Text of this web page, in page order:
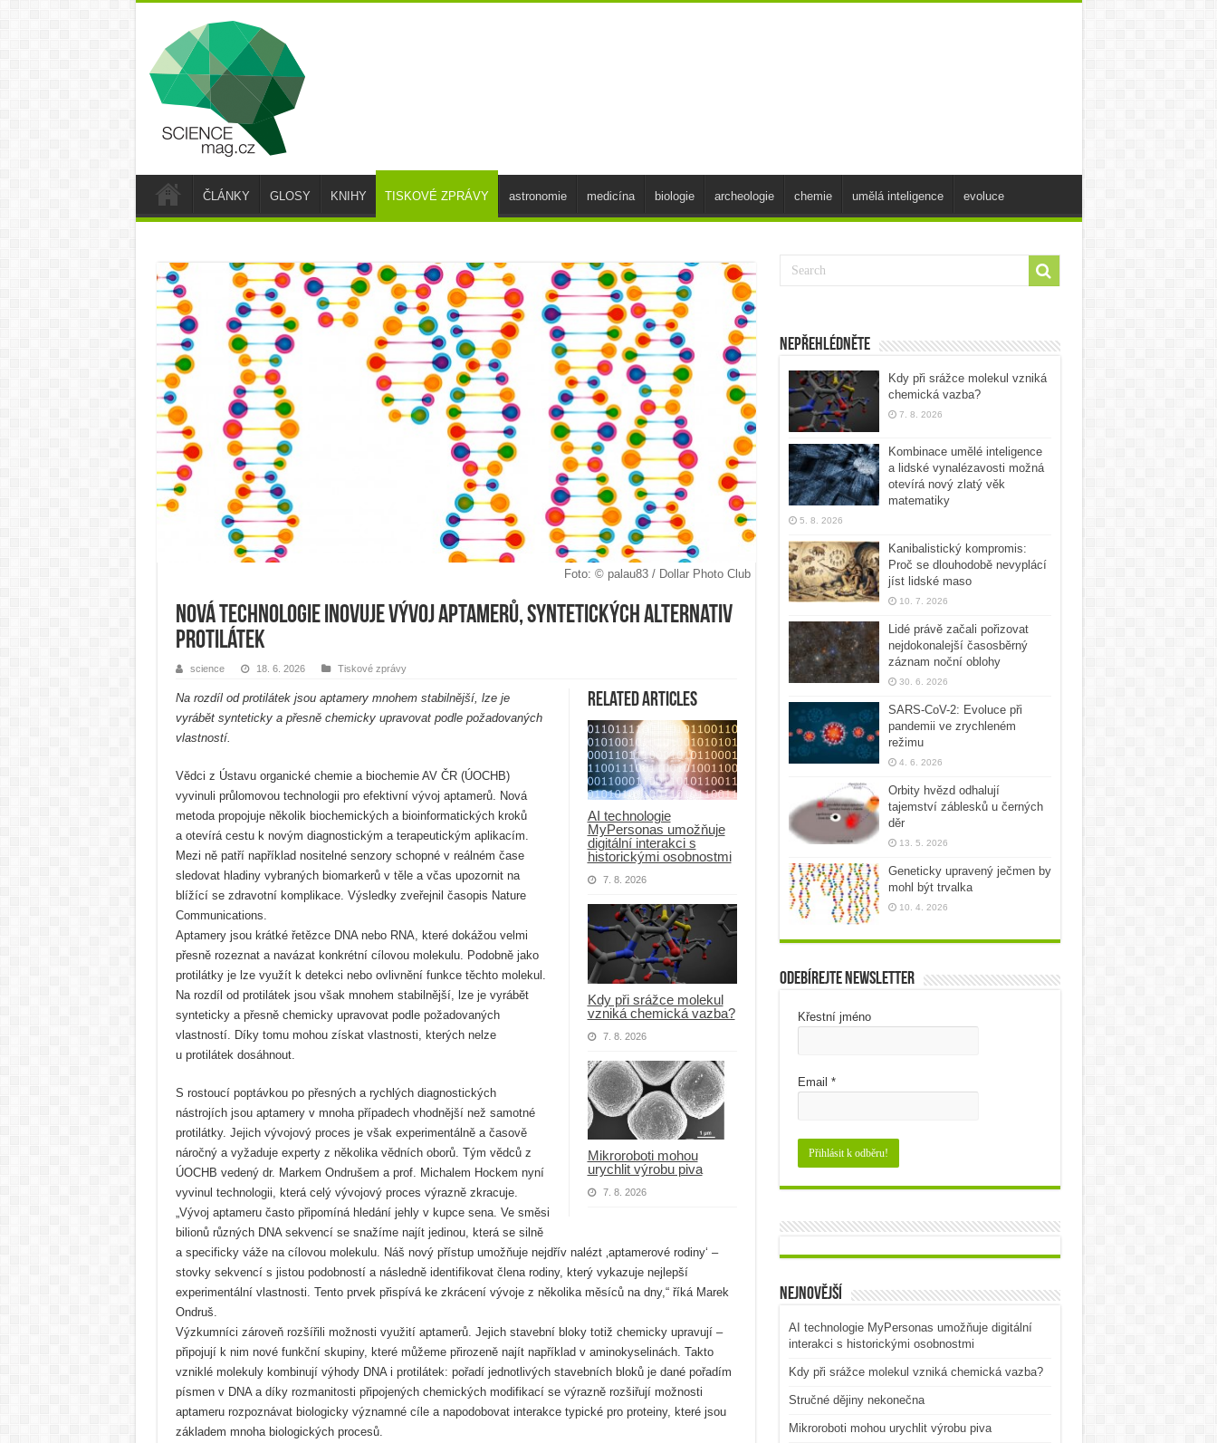
ČLÁNKY GLOSY KNIHY TISKOVÉ ZPRÁVY astronomie medicína biologie archeologie chemie umělá inteligence evoluce
Foto: © palau83 / Dollar Photo Club
Nová technologie inovuje vývoj aptamerů, syntetických alternativ
protilátek
science 18. 6. 2026 Tiskové zprávy
Related Articles
AI technologie
MyPersonas umožňuje
digitální interakci s
historickými osobnostmi
7. 8. 2026
Kdy při srážce molekul
vzniká chemická vazba?
7. 8. 2026
Mikroroboti mohou
urychlit výrobu piva
7. 8. 2026
Na rozdíl od protilátek jsou aptamery mnohem stabilnější, lze je
vyrábět synteticky a přesně chemicky upravovat podle požadovaných
vlastností.
Vědci z Ústavu organické chemie a biochemie AV ČR (ÚOCHB)
vyvinuli průlomovou technolo­gii pro efektivní vývoj aptamerů. Nová
metoda propojuje několik biochemických a bioinformatických kroků
a otevírá cestu k novým diagnostickým a terapeutickým aplikacím.
Mezi ně patří například nositelné senzory schopné v reálném čase
sledovat hladiny vybraných biomarkerů v těle a včas upozornit na
blížící se zdravotní komplikace. Výsledky zveřejnil časopis Nature
Communications.
Aptamery jsou krátké řetězce DNA nebo RNA, které dokážou velmi
přesně rozeznat a navázat konkrétní cílovou molekulu. Podobně jako
protilátky je lze využít k detekci nebo ovlivnění funkce těchto molekul.
Na rozdíl od protilátek jsou však mnohem stabilnější, lze je vyrábět
synteticky a přesně chemicky upravovat podle požadovaných
vlastností. Díky tomu mohou získat vlastnosti, kterých nelze
u protilátek dosáhnout.
S rostoucí poptávkou po přesných a rychlých diagnostických
nástrojích jsou aptamery v mnoha případech vhodnější než samotné
protilátky. Jejich vývojový proces je však experimentálně a časově
náročný a vyžaduje experty z několika vědních oborů. Tým vědců z
ÚOCHB vedený dr. Markem Ondrušem a prof. Michalem Hockem nyní
vyvinul technologii, která celý vývojový proces výrazně zkracuje.
„Vývoj aptameru často připomíná hledání jehly v kupce sena. Ve směsi
bilionů různých DNA sekvencí se snažíme najít jedinou, která se silně
a specificky váže na cílovou molekulu. Náš nový přístup umožňuje nejdřív nalézt ‚aptamerové rodiny‘ –
stovky sekvencí s jistou podobností a následně identifikovat člena rodiny, který vykazuje nejlepší
experimentální vlastnosti. Tento prvek přispívá ke zkrácení vývoje z několika měsíců na dny,“ říká Marek
Ondruš.
Výzkumníci zároveň rozšířili možnosti využití aptamerů. Jejich stavební bloky totiž chemicky upravují –
připojují k nim nové funkční skupiny, které můžeme přirozeně najít například v aminokyselinách. Takto
vzniklé molekuly kombinují výhody DNA i protilátek: pořadí jednotlivých stavebních bloků je dané pořadím
písmen v DNA a díky rozmanitosti připojených chemických modifikací se výrazně rozšiřují možnosti
aptameru rozpoznávat biologicky významné cíle a napodobovat interakce typické pro proteiny, které jsou
základem mnoha biologických procesů.
Nepřehlédněte
Kdy při srážce molekul vzniká
chemická vazba?
7. 8. 2026
Kombinace umělé inteligence
a lidské vynalézavosti možná
otevírá nový zlatý věk
matematiky
5. 8. 2026
Kanibalistický kompromis:
Proč se dlouhodobě nevyplácí
jíst lidské maso
10. 7. 2026
Lidé právě začali pořizovat
nejdokonalejší časosběrný
záznam noční oblohy
30. 6. 2026
SARS-CoV-2: Evoluce při
pandemii ve zrychleném
režimu
4. 6. 2026
Orbity hvězd odhalují
tajemství záblesků u černých
děr
13. 5. 2026
Geneticky upravený ječmen by
mohl být trvalka
10. 4. 2026
Odebírejte newsletter
Křestní jméno
Email *
Nejnovější
AI technologie MyPersonas umožňuje digitální
interakci s historickými osobnostmi
Kdy při srážce molekul vzniká chemická vazba?
Stručné dějiny nekonečna
Mikroroboti mohou urychlit výrobu piva